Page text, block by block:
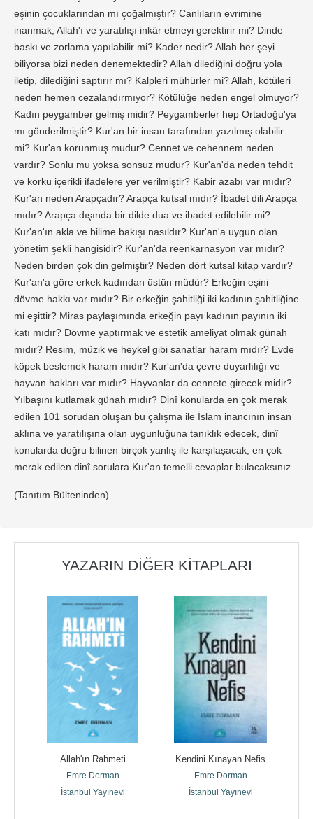
eşinin çocuklarından mı çoğalmıştır? Canlıların evrimine
inanmak, Allah'ı ve yaratılışı inkâr etmeyi gerektirir mi? Dinde
baskı ve zorlama yapılabilir mi? Kader nedir? Allah her şeyi
biliyorsa bizi neden denemektedir? Allah dilediğini doğru yola
iletip, dilediğini saptırır mı? Kalpleri mühürler mi? Allah, kötüleri
neden hemen cezalandırmıyor? Kötülüğe neden engel olmuyor?
Kadın peygamber gelmiş midir? Peygamberler hep Ortadoğu'ya
mı gönderilmiştir? Kur'an bir insan tarafından yazılmış olabilir
mi? Kur'an korunmuş mudur? Cennet ve cehennem neden
vardır? Sonlu mu yoksa sonsuz mudur? Kur'an'da neden tehdit
ve korku içerikli ifadelere yer verilmiştir? Kabir azabı var mıdır?
Kur'an neden Arapçadır? Arapça kutsal mıdır? İbadet dili Arapça
mıdır? Arapça dışında bir dilde dua ve ibadet edilebilir mi?
Kur'an'ın akla ve bilime bakışı nasıldır? Kur'an'a uygun olan
yönetim şekli hangisidir? Kur'an'da reenkarnasyon var mıdır?
Neden birden çok din gelmiştir? Neden dört kutsal kitap vardır?
Kur'an'a göre erkek kadından üstün müdür? Erkeğin eşini
dövme hakkı var mıdır? Bir erkeğin şahitliği iki kadının şahitliğine
mi eşittir? Miras paylaşımında erkeğin payı kadının payının iki
katı mıdır? Dövme yaptırmak ve estetik ameliyat olmak günah
mıdır? Resim, müzik ve heykel gibi sanatlar haram mıdır? Evde
köpek beslemek haram mıdır? Kur'an'da çevre duyarlılığı ve
hayvan hakları var mıdır? Hayvanlar da cennete girecek midir?
Yılbaşını kutlamak günah mıdır? Dinî konularda en çok merak
edilen 101 sorudan oluşan bu çalışma ile İslam inancının insan
aklına ve yaratılışına olan uygunluğuna tanıklık edecek, dinî
konularda doğru bilinen birçok yanlış ile karşılaşacak, en çok
merak edilen dinî sorulara Kur'an temelli cevaplar bulacaksınız.
(Tanıtım Bülteninden)
YAZARIN DIĞER KITAPLARI
Allah'ın Rahmeti
Emre Dorman
İstanbul Yayınevi
Kendini Kınayan Nefis
Emre Dorman
İstanbul Yayınevi